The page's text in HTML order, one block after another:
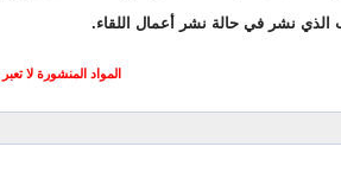
الذي نشر في حالة نشر أعمال اللقاء.
المواد المنشورة لا